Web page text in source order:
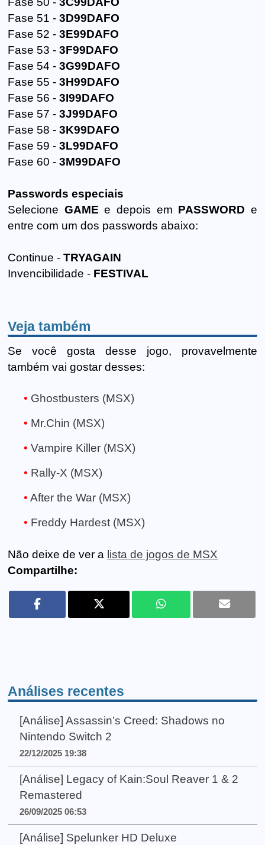
Fase 51 -3D99DAFO
Fase 52 -3E99DAFO
Fase 53 -3F99DAFO
Fase 54 -3G99DAFO
Fase 55 -3H99DAFO
Fase 56 -3I99DAFO
Fase 57 -3J99DAFO
Fase 58 -3K99DAFO
Fase 59 -3L99DAFO
Fase 60 -3M99DAFO
Passwords especiais
Selecione GAME e depois em PASSWORD e
entre com um dos passwords abaixo:
Continue -TRYAGAIN
Invencibilidade - FESTIVAL
Veja também
Se você gosta desse jogo, provavelmente
também vai gostar desses:
Ghostbusters (MSX)
Mr.Chin (MSX)
Vampire Killer (MSX)
Rally-X (MSX)
After the War (MSX)
Freddy Hardest (MSX)
Não deixe de ver a lista de jogos de MSX
Compartilhe:
Análises recentes
[Análise] Assassin’s Creed: Shadows no
Nintendo Switch 2
22/12/2025 19:38
[Análise] Legacy of Kain:Soul Reaver 1 & 2
Remastered
26/09/2025 06:53
[Análise] Spelunker HD Deluxe